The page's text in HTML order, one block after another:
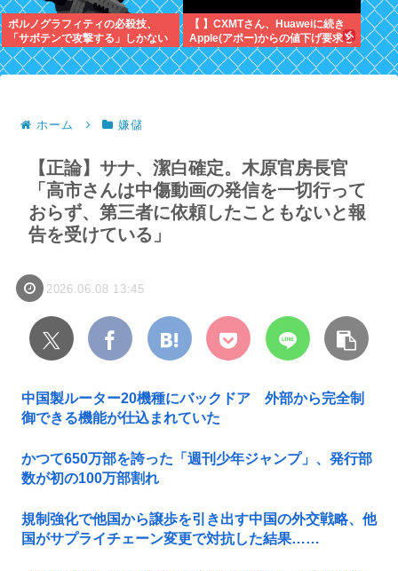
ポルノグラフィティの必殺技、
「サボテンで攻撃する」しかない
【 】CXMTさん、Huaweiに続き
Apple(アポー)からの値下げ要求も
拒否！！！半導体バボー継続
へ！！！
ホーム 嫌儲
【正論】サナ、潔白確定。木原官房長官
「高市さんは中傷動画の発信を一切行って
おらず、第三者に依頼したこともないと報
告を受けている」
2026.06.08 13:45
中国製ルーター20機種にバックドア 外部から完全制
御できる機能が仕込まれていた
かつて650万部を誇った「週刊少年ジャンプ」、発行部
数が初の100万部割れ
規制強化で他国から譲歩を引き出す中国の外交戦略、他
国がサプライチェーン変更で対抗した結果……